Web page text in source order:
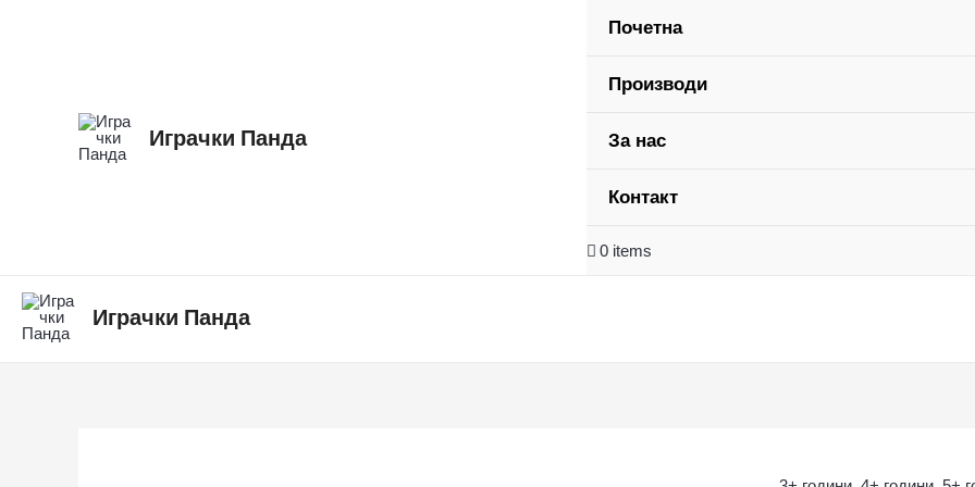
Играчки Панда
Почетна
Производи
За нас
Контакт
0 items
Играчки Панда